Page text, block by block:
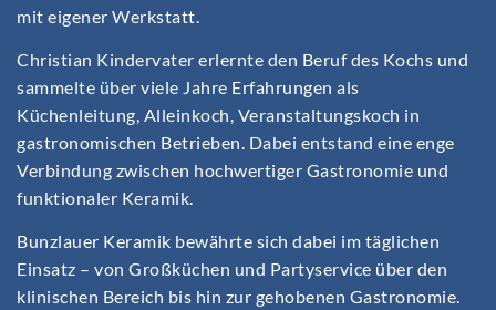
mit eigener Werkstatt.
Christian Kindervater erlernte den Beruf des Kochs und
sammelte über viele Jahre Erfahrungen als
Küchenleitung, Alleinkoch, Veranstaltungskoch in
gastronomischen Betrieben. Dabei entstand eine enge
Verbindung zwischen hochwertiger Gastronomie und
funktionaler Keramik.
Bunzlauer Keramik bewährte sich dabei im täglichen
Einsatz – von Großküchen und Partyservice über den
klinischen Bereich bis hin zur gehobenen Gastronomie.